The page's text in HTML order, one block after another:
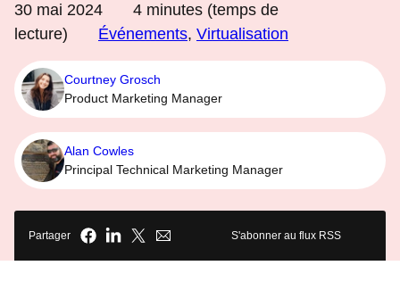
30 mai 2024 4 minutes (temps de
lecture)
Événements, Virtualisation
Courtney Grosch
Product Marketing Manager
Alan Cowles
Principal Technical Marketing Manager
Partager S'abonner au flux RSS